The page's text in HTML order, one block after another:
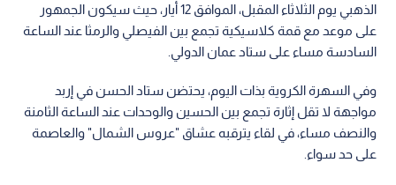
الذهبي يوم الثلاثاء المقبل، الموافق 12 أيار، حيث سيكون الجمهور
على موعد مع قمة كلاسيكية تجمع بين الفيصلي والرمثا عند الساعة
السادسة مساء على ستاد عمان الدولي.
وفي السهرة الكروية بذات اليوم، يحتضن ستاد الحسن في إربد
مواجهة لا تقل إثارة تجمع بين الحسين والوحدات عند الساعة الثامنة
والنصف مساء، في لقاء يترقبه عشاق "عروس الشمال" والعاصمة
على حد سواء.